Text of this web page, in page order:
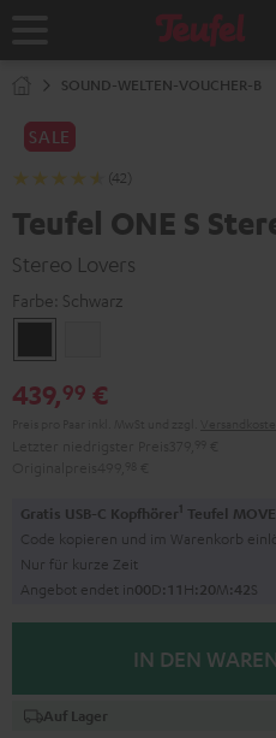
Startseite
SOUND-WELTEN-VOUCHER-B
SALE
(42)
Teufel ONE S
Stereo Lovers
Farbe: Schwarz
439,99 €
Gratis USB-C Kopfhörer1 Teufel
Code kopieren und im Warenkorb
Nur für kurze Zeit
Angebot endet in00D:11H: 20M:40S
IN DEN
Auf Lager